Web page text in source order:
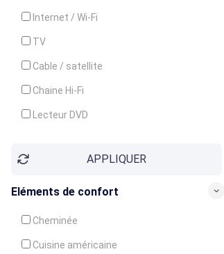
Internet / Wi-Fi
TV
Cable / satellite
Chaine Hi-Fi
Lecteur DVD
APPLIQUER
Eléments de confort
Cheminée
Cuisine américaine